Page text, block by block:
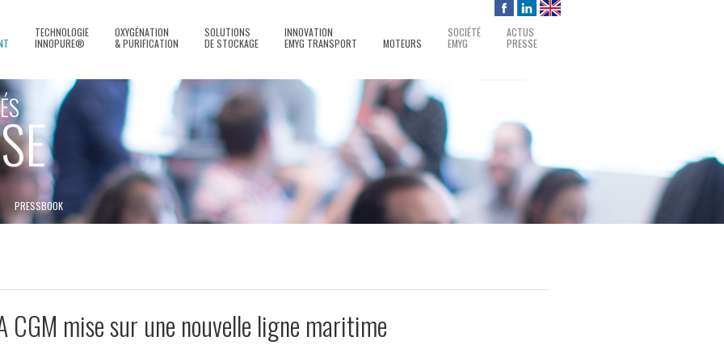
TECHNOLOGIE
INNOPURE®
OXYGÉNATION
& PURIFICATION
SOLUTIONS
DE STOCKAGE
INNOVATION
EMYG TRANSPORT
MOTEURS
SOCIÉTÉ
EMYG
ACTUS
PRESSE
PRESSBOOK
CGM mise sur une nouvelle ligne maritime